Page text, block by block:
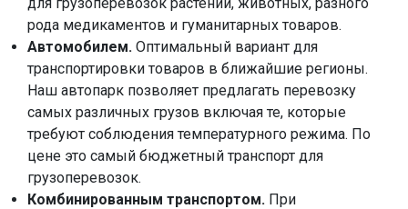
рода медикаментов и гуманитарных товаров.
Автомобилем. Оптимальный вариант для
транспортировки товаров в ближайшие регионы.
Наш автопарк позволяет предлагать перевозку
самых различных грузов включая те, которые
требуют соблюдения температурного режима. По
цене это самый бюджетный транспорт для
грузоперевозок.
Комбинированным транспортом. При